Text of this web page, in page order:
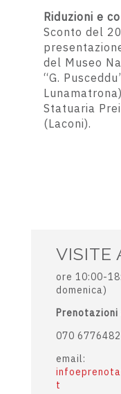
Riduzioni e
Sconto del
del Museo
“G.
Statuaria
(Laconi).
VISITE
ore 10:00-
domenica)
Prenotazioni
070 6776482
email:
t